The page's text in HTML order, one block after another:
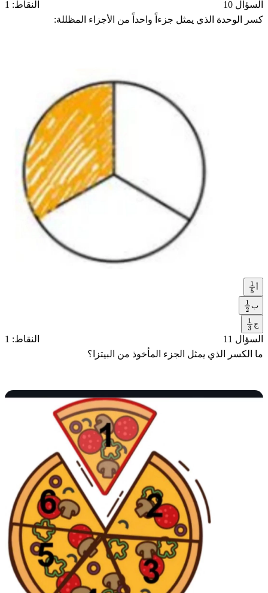
4
السؤال 10
النقاط: 1
كسر الوحدة الذي يمثل جزءاً واحداً من الأجزاء المظللة:
1
5
ب1
2 ج1
3
السؤال 11
النقاط: 1
ما الكسر الذي يمثل الجزء المأخوذ من البيتزا؟